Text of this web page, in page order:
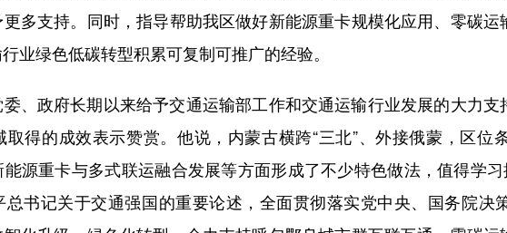
多支持。同时，指导帮助我区做好新能源重卡规模化应用、零碳
业绿色低碳转型积累可复制可推广的经验。
政府长期以来给予交通运输部工作和交通运输行业发展的大力支
得的成效表示赞赏。他说，内蒙古横跨“三北”、外接俄蒙，区位
源重卡与多式联运融合发展等方面形成了不少特色做法，值得学
书记关于交通强国的重要论述，全面贯彻落实党中央、国务院决